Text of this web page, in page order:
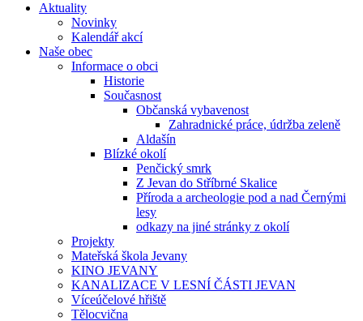
Aktuality
Novinky
Kalendář akcí
Naše obec
Informace o obci
Historie
Současnost
Občanská vybavenost
Zahradnické práce, údržba zeleně
Aldašín
Blízké okolí
Penčický smrk
Z Jevan do Stříbrné Skalice
Příroda a archeologie pod a nad Černými
lesy
odkazy na jiné stránky z okolí
Projekty
Mateřská škola Jevany
KINO JEVANY
KANALIZACE V LESNÍ ČÁSTI JEVAN
Víceúčelové hřiště
Tělocvična